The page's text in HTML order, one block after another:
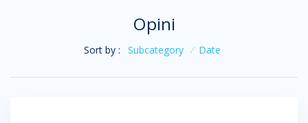
Opini
Sort by : Subcategory / Date